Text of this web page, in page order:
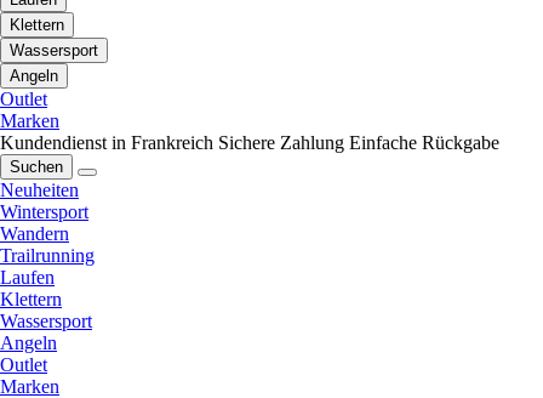
Klettern
Wassersport
Angeln
Outlet
Marken
Kundendienst in Frankreich Sichere Zahlung Einfache Rückgabe
Suchen
Neuheiten
Wintersport
Wandern
Trailrunning
Laufen
Klettern
Wassersport
Angeln
Outlet
Marken